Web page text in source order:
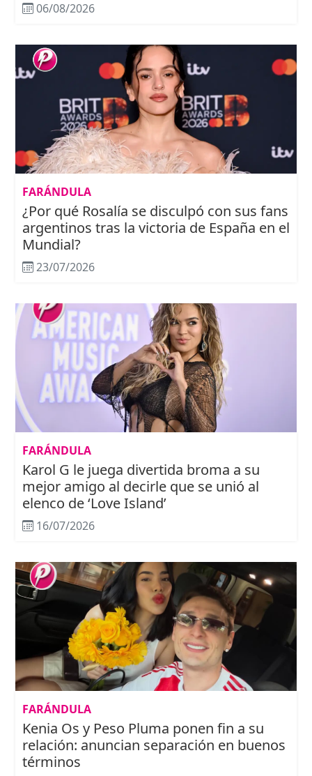
06/08/2026
FARÁNDULA
¿Por qué Rosalía se disculpó con sus fans
argentinos tras la victoria de España en el
Mundial?
23/07/2026
FARÁNDULA
Karol G le juega divertida broma a su
mejor amigo al decirle que se unió al
elenco de ‘Love Island’
16/07/2026
FARÁNDULA
Kenia Os y Peso Pluma ponen fin a su
relación: anuncian separación en buenos
términos